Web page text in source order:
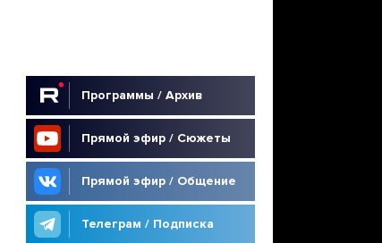
Программы / Архив
Прямой эфир / Сюжеты
Прямой эфир / Общение
Телеграм / Подписка